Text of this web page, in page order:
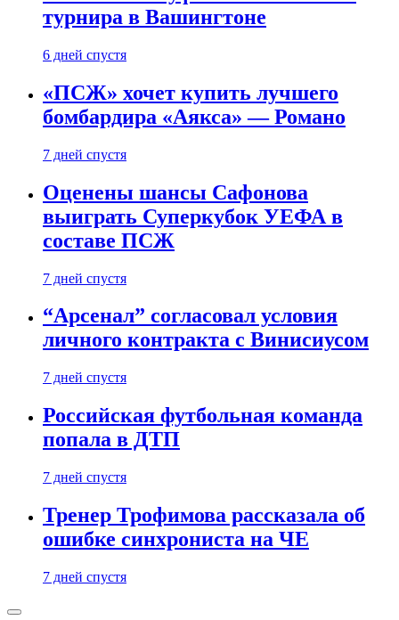
турнира в Вашингтоне
6 дней спустя
«ПСЖ» хочет купить лучшего
бомбардира «Аякса» — Романо
7 дней спустя
Оценены шансы Сафонова
выиграть Суперкубок УЕФА в
составе ПСЖ
7 дней спустя
“Арсенал” согласовал условия
личного контракта с Винисиусом
7 дней спустя
Российская футбольная команда
попала в ДТП
7 дней спустя
Тренер Трофимова рассказала об
ошибке синхрониста на ЧЕ
7 дней спустя